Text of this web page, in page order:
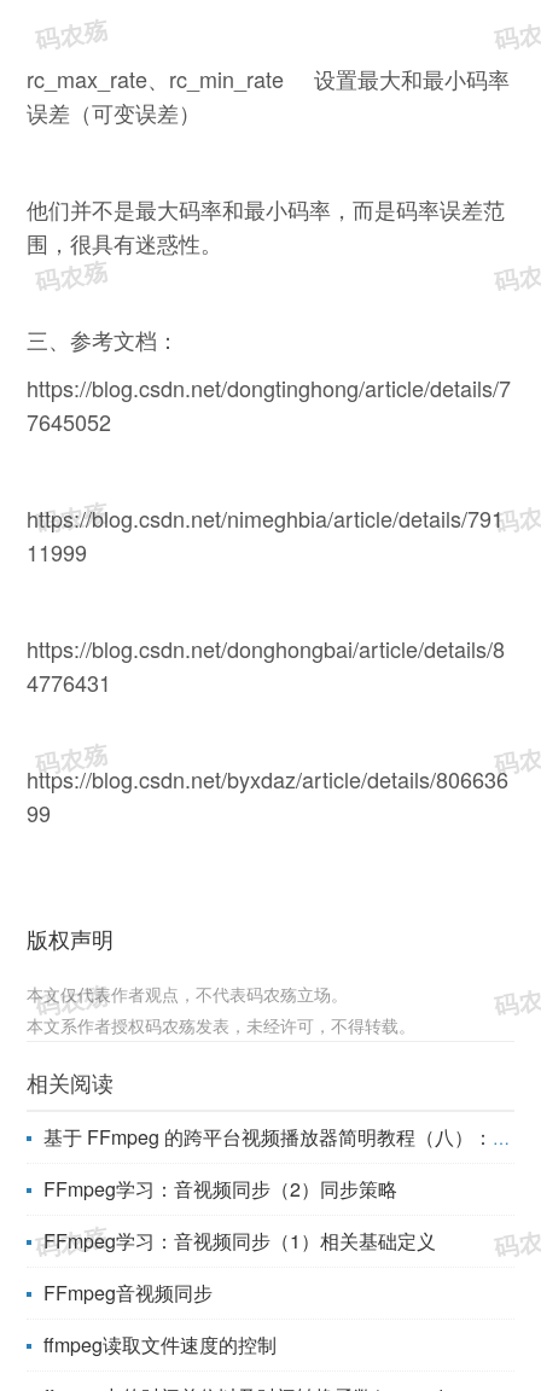
rc_max_rate、rc_min_rate 设置最大和最小码率
误差（可变误差）
他们并不是最大码率和最小码率，而是码率误差范
围，很具有迷惑性。
三、参考文档：
https://blog.csdn.net/dongtinghong/article/details/7
7645052
https://blog.csdn.net/nimeghbia/article/details/791
11999
https://blog.csdn.net/donghongbai/article/details/8
4776431
https://blog.csdn.net/byxdaz/article/details/806636
99
版权声明
本文仅代表作者观点，不代表码农殇立场。
本文系作者授权码农殇发表，未经许可，不得转载。
相关阅读
基于 FFmpeg 的跨平台视频播放器简明教程（八）：音画同步
FFmpeg学习：音视频同步（2）同步策略
FFmpeg学习：音视频同步（1）相关基础定义
FFmpeg音视频同步
ffmpeg读取文件速度的控制